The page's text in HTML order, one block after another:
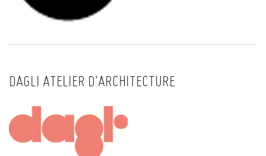
DAGLI ATELIER D‘ARCHITECTURE